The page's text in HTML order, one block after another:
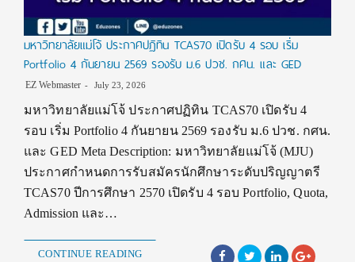
มหาวิทยาลัยแม่โจ้ ประกาศปฏิทิน TCAS70 เปิดรับ 4 รอบ เริ่ม
Portfolio 4 กันยายน 2569 รองรับ ม.6 ปวช. กศน. และ GED
EZ Webmaster July 23, 2026
มหาวิทยาลัยแม่โจ้ ประกาศปฏิทิน TCAS70 เปิดรับ 4
รอบ เริ่ม Portfolio 4 กันยายน 2569 รองรับ ม.6 ปวช. กศน.
และ GED Meta Description: มหาวิทยาลัยแม่โจ้ (MJU)
ประกาศกำหนดการรับสมัครนักศึกษาระดับปริญญาตรี
TCAS70 ปีการศึกษา 2570 เปิดรับ 4 รอบ Portfolio, Quota,
Admission และ…
CONTINUE READING